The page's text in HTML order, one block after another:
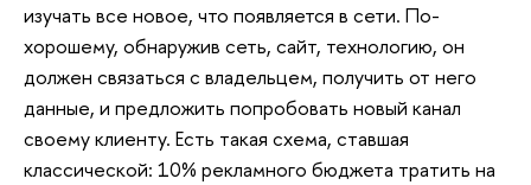
изучать все новое, что появляется в сети. По-
хорошему, обнаружив сеть, сайт, технологию, он
должен связаться с владельцем, получить от него
данные, и предложить попробовать новый канал
своему клиенту. Есть такая схема, ставшая
классической: 10% рекламного бюджета тратить на